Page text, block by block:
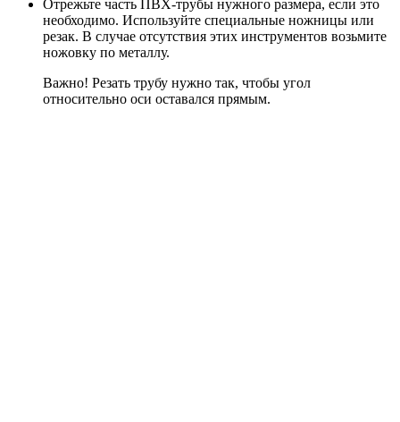
Отрежьте часть ПВХ-трубы нужного размера, если это
необходимо. Используйте специальные ножницы или
резак. В случае отсутствия этих инструментов возьмите
ножовку по металлу.
Важно! Резать трубу нужно так, чтобы угол
относительно оси оставался прямым.